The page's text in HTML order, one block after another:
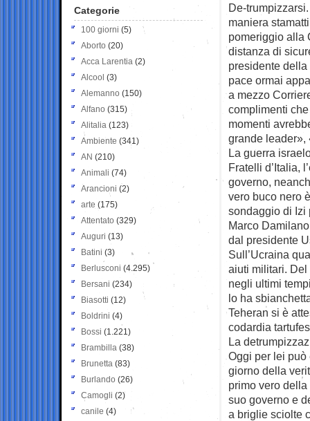
De-
maniera
pomeriggio alla
distanza di
presidente
pace ormai
a mezzo
complimenti
momenti
grande leader»,
La guerra
Fratelli d’Italia,
governo,
vero buco nero
sondaggio di Izi
Marco
dal presidente
Sull’Ucraina
aiuti militari.
negli ultimi
lo ha
Teheran si è
codardia
La
Oggi per lei può
giorno della
primo vero
suo governo e
a briglie sciolte
Categorie
100 giorni (5)
Aborto (20)
Acca Larentia (2)
Alcool (3)
Alemanno (150)
Alfano (315)
Alitalia (123)
Ambiente (341)
AN (210)
Animali (74)
Arancioni (2)
arte (175)
Attentato (329)
Auguri (13)
Batini (3)
Berlusconi (4.295)
Bersani (234)
Biasotti (12)
Boldrini (4)
Bossi (1.221)
Brambilla (38)
Brunetta (83)
Burlando (26)
Camogli (2)
canile (4)